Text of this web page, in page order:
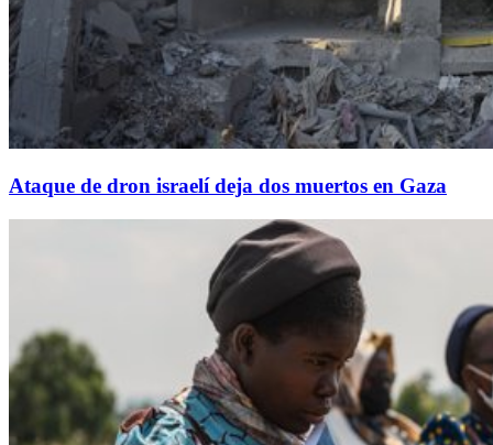
Ataque de dron israelí deja dos muertos en Gaza